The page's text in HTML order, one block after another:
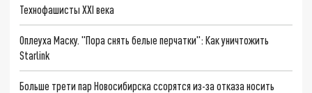
Технофашисты XXI века
Оплеуха Маску. "Пора снять белые перчатки": Как уничтожить
Starlink
Больше трети пар Новосибирска ссорятся из-за отказа носить